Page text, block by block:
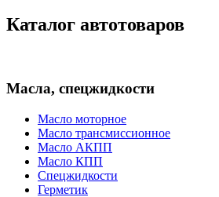
Каталог автотоваров
Масла, спецжидкости
Масло моторное
Масло трансмиссионное
Масло АКПП
Масло КПП
Спецжидкости
Герметик